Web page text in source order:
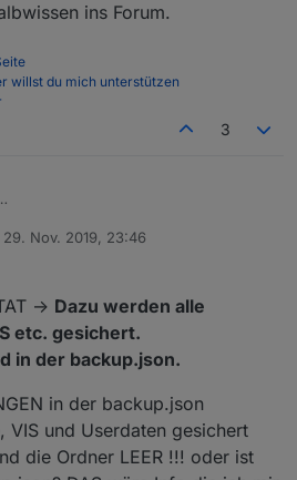
ins Forum.
willst du mich unterstützen
3
genau wegen Leuten wie dir das total
wirklich mit dem Thema Backup von
sich dann hier im Forum wie
läuft und dass doch alles so schlecht
auch wenn es schon zum
hier zu lesen ist. Ein Standard Backup
dem Konsolenbefehl „iobroker
Iobroker. Dazu werden alle
VIS etc. gesichert.
sind in der backup.json.
wird alles neu aufgesetzt und
node Version installiert.
so wie auf deinem alten System nur
früher der komplette iobroker
und beim restore einfach wieder
29. Nov. 2019, 23:46
von
-> Dazu werden alle
etc. gesichert.
in der backup.json.
in der backup.json
VIS und Userdaten gesichert
die Ordner LEER !!! oder ist